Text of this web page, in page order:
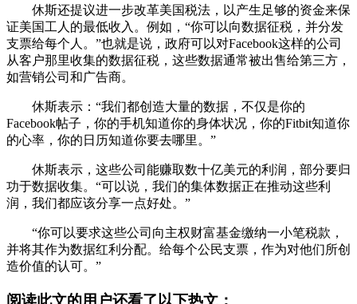
休斯还提议进一步改革美国税法，以产生足够的资金来保
证美国工人的最低收入。例如，“你可以向数据征税，并分发
支票给每个人。”也就是说，政府可以对Facebook这样的公司
从客户那里收集的数据征税，这些数据通常被出售给第三方，
如营销公司和广告商。
休斯表示：“我们都创造大量的数据，不仅是你的
Facebook帖子，你的手机知道你的身体状况，你的Fitbit知道你
的心率，你的日历知道你要去哪里。”
休斯表示，这些公司能赚取数十亿美元的利润，部分要归
功于数据收集。“可以说，我们的集体数据正在推动这些利
润，我们都应该分享一点好处。”
“你可以要求这些公司向主权财富基金缴纳一小笔税款，
并将其作为数据红利分配。给每个公民支票，作为对他们所创
造价值的认可。”
阅读此文的用户还看了以下热文：